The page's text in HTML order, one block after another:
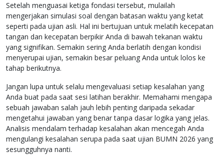
Setelah menguasai ketiga fondasi tersebut, mulailah
mengerjakan simulasi soal dengan batasan waktu yang ketat
seperti pada ujian asli. Hal ini bertujuan untuk melatih kecepatan
tangan dan kecepatan berpikir Anda di bawah tekanan waktu
yang signifikan. Semakin sering Anda berlatih dengan kondisi
menyerupai ujian, semakin besar peluang Anda untuk lolos ke
tahap berikutnya.
Jangan lupa untuk selalu mengevaluasi setiap kesalahan yang
Anda buat pada saat sesi latihan berakhir. Memahami mengapa
sebuah jawaban salah jauh lebih penting daripada sekadar
mengetahui jawaban yang benar tanpa dasar logika yang jelas.
Analisis mendalam terhadap kesalahan akan mencegah Anda
mengulangi kesalahan serupa pada saat ujian BUMN 2026 yang
sesungguhnya nanti.